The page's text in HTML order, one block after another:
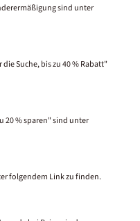
sind unter
die Suche, bis zu 40 % Rabatt"
20 % sparen" sind unter
folgendem Link zu finden.